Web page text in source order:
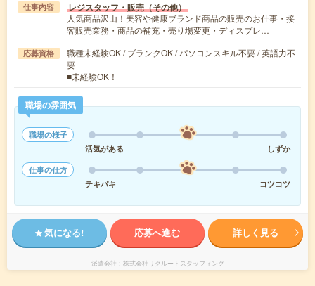
仕事内容 レジスタッフ・販売（その他）
人気商品沢山！美容や健康ブランド商品の販売のお仕事・接
客販売業務・商品の補充・売り場変更・ディスプレ…
応募資格
職種未経験OK / ブランクOK / パソコンスキル不要 / 英語力不
要
■未経験OK！
職場の雰囲気
職場の様子
活気がある
しずか
仕事の仕方
テキパキ
コツコツ
気になる! 応募へ進む 詳しく見る
派遣会社 株式会社リクルートスタッフィング